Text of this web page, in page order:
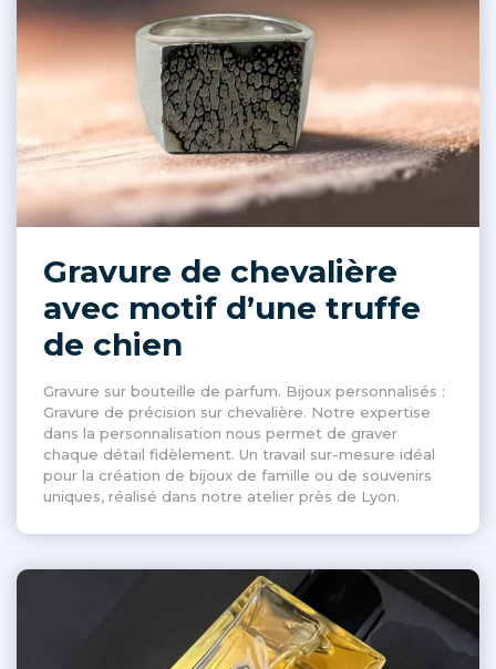
Gravure de chevalière
avec motif d’une truffe
de chien
Gravure sur bouteille de parfum. Bijoux personnalisés :
Gravure de précision sur chevalière. Notre expertise
dans la personnalisation nous permet de graver
chaque détail fidèlement. Un travail sur-mesure idéal
pour la création de bijoux de famille ou de souvenirs
uniques, réalisé dans notre atelier près de Lyon.